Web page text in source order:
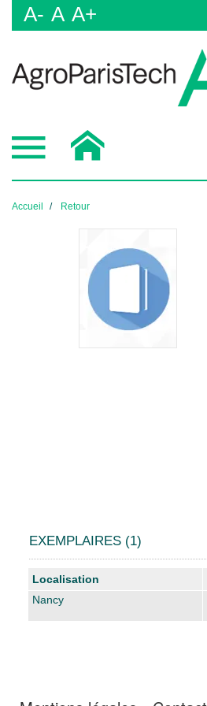
A- A A+
Accueil Retour
EXEMPLAIRES (1)
Liste des exemplaires
Localisation
Nancy